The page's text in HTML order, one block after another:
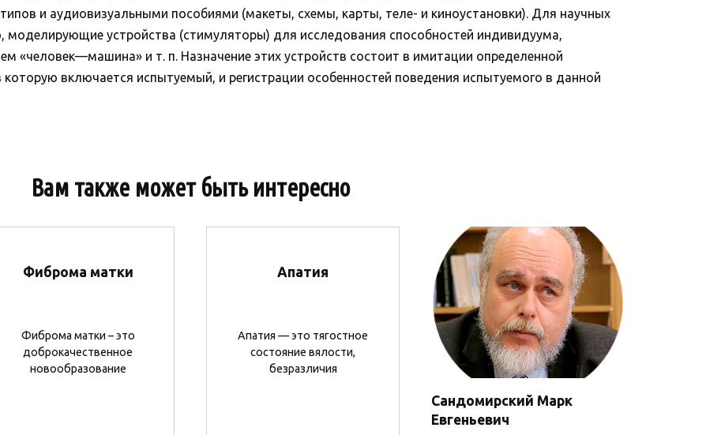
и аудиовизуальными пособиями (макеты, схемы, карты, теле- и киноустановки). Для научных
моделирующие устройства (стимуляторы) для исследования способностей индивидуума,
«человек—машина» и т. п. Назначение этих устройств состоит в имитации определенной
которую включается испытуемый, и регистрации особенностей поведения испытуемого в данной
Вам также может быть интересно
Фиброма матки
Фиброма матки – это
доброкачественное
новообразование
Апатия
Апатия — это тягостное
состояние вялости,
безразличия
Сандомирский Марк
Евгеньевич